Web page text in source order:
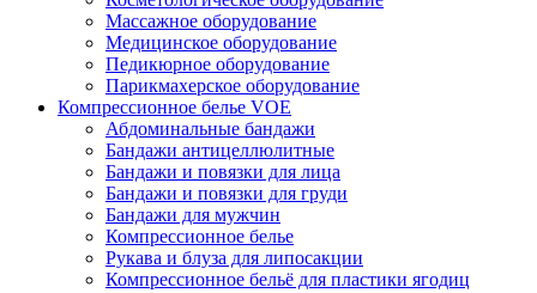
Массажное оборудование
Медицинское оборудование
Педикюрное оборудование
Парикмахерское оборудование
Компрессионное белье VOE
Абдоминальные бандажи
Бандажи антицеллюлитные
Бандажи и повязки для лица
Бандажи и повязки для груди
Бандажи для мужчин
Компрессионное белье
Рукава и блуза для липосакции
Компрессионное бельё для пластики ягодиц